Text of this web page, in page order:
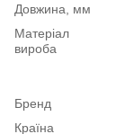
Довжина, мм
Mатеріал
вироба
Бренд
Країна